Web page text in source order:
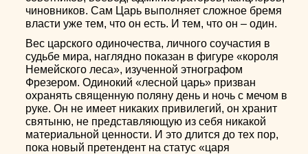
чиновников. Сам Царь выполняет сложное бремя
власти уже тем, что он есть. И тем, что он – один.
Вес царского одиночества, личного соучастия в
судьбе мира, наглядно показан в фигуре «короля
Немейского леса», изученной этнографом
Фрезером. Одинокий «лесной царь» призван
охранять священную поляну день и ночь с мечом в
руке. Он не имеет никаких привилегий, он хранит
святыню, не представляющую из себя никакой
материальной ценности. И это длится до тех пор,
пока новый претендент на статус «царя